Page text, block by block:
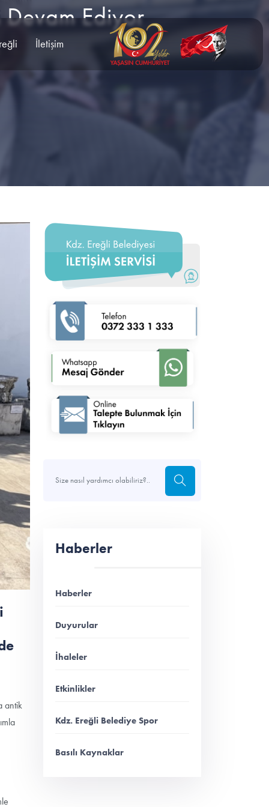
İletişim
Ediyor
antik
Haberler
Haberler
Duyurular
İhaleler
Etkinlikler
Kdz. Ereğli Belediye Spor
Basılı Kaynaklar